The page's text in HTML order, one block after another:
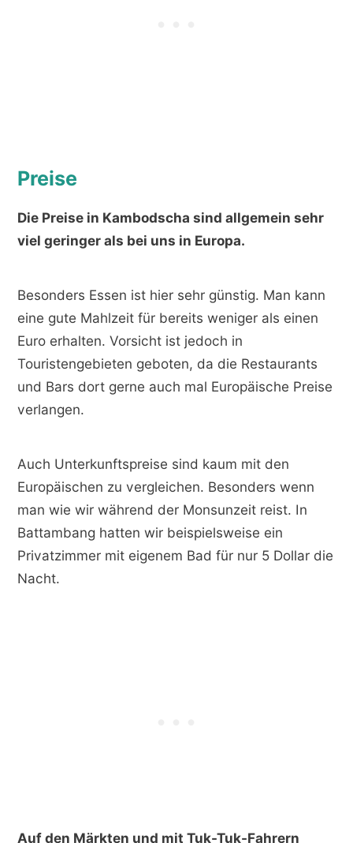
Preise
Die Preise in Kambodscha sind allgemein sehr
viel geringer als bei uns in Europa.
Besonders Essen ist hier sehr günstig. Man kann
eine gute Mahlzeit für bereits weniger als einen
Euro erhalten. Vorsicht ist jedoch in
Touristengebieten geboten, da die Restaurants
und Bars dort gerne auch mal Europäische Preise
verlangen.
Auch Unterkunftspreise sind kaum mit den
Europäischen zu vergleichen. Besonders wenn
man wie wir während der Monsunzeit reist. In
Battambang hatten wir beispielsweise ein
Privatzimmer mit eigenem Bad für nur 5 Dollar die
Nacht.
Auf den Märkten und mit Tuk-Tuk-Fahrern